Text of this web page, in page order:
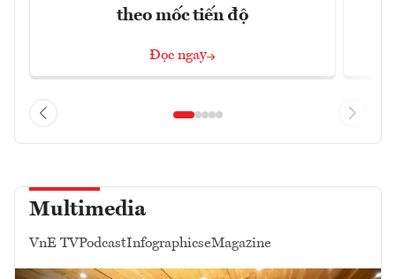
theo mốc tiến độ
Đọc ngay
Multimedia
VnE TVPodcastInfographicseMagazine